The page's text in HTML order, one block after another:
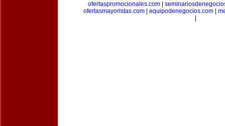
ofertaspromocionales.com
ofertasmayoristas.com
equipodenegocios.com